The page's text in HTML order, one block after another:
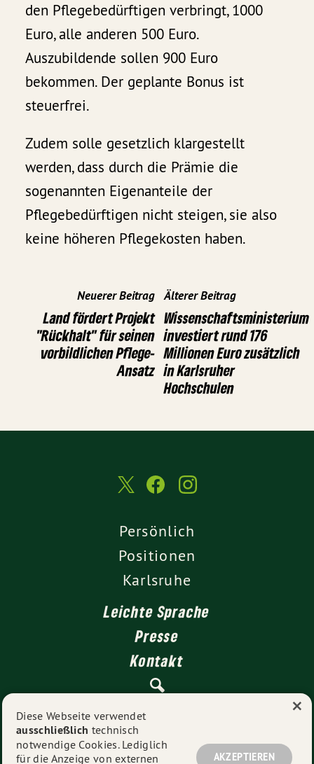
den Pflegebedürftigen verbringt, 1000
Euro, alle anderen 500 Euro.
Auszubildende sollen 900 Euro
bekommen. Der geplante Bonus ist
steuerfrei.
Zudem solle gesetzlich klargestellt
werden, dass durch die Prämie die
sogenannten Eigenanteile der
Pflegebedürftigen nicht steigen, sie also
keine höheren Pflegekosten haben.
Neuerer Beitrag
Land fördert Projekt
"Rückhalt" für seinen
vorbildlichen Pflege-
Ansatz
Älterer Beitrag
Wissenschaftsministerium
investiert rund 176
Millionen Euro zusätzlich
in Karlsruher
Hochschulen
Persönlich
Positionen
Karlsruhe
Leichte Sprache
Presse
Kontakt
Impressum
Datenschutz
Diese Webseite verwendet
ausschließlich technisch
notwendige Cookies. Lediglich
für die Anzeige von externen
AKZEPTIEREN
×